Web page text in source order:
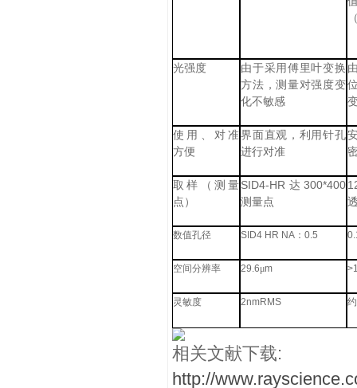
光强度
由于采用傅里叶变换
方法，测量对强度变
化不敏感
使用、对准
方便
界面直观，利用针孔
进行对准
取样（测量
点）
SID4-HR 达 300*400
测量点
数值孔径 SID4 HR NA ：0.5
空间分辨率 29.6μm
灵敏度 2nmRMS
相关文献下载:
http://